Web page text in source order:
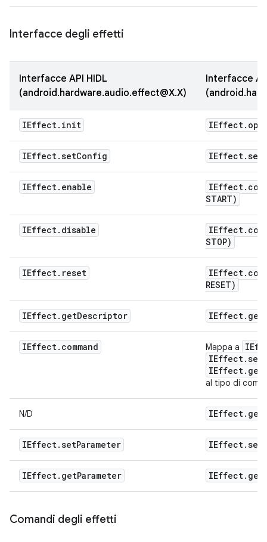
Interfacce degli effetti
Interfacce API HIDL
(android.hardware.audio.effect@X.X)
Interfacce
IEffect. init IEffect.
IEffect.setConfig IEffect.set
IEffect. enable IEffect.
START)
IEffect. disable IEffect.
STOP)
IEffect. reset IEffect.
RESET)
IEffect. getDescriptor IEffect. get
IEffect. command Mappa a
IEffect.set
IEffect. get
al tipo di
N/D IEffect. get
IEffect.setParameter IEffect.set
IEffect. getParameter IEffect. get
Comandi degli effetti